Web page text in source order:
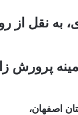
به نقل از
پرورش
اصفهان،